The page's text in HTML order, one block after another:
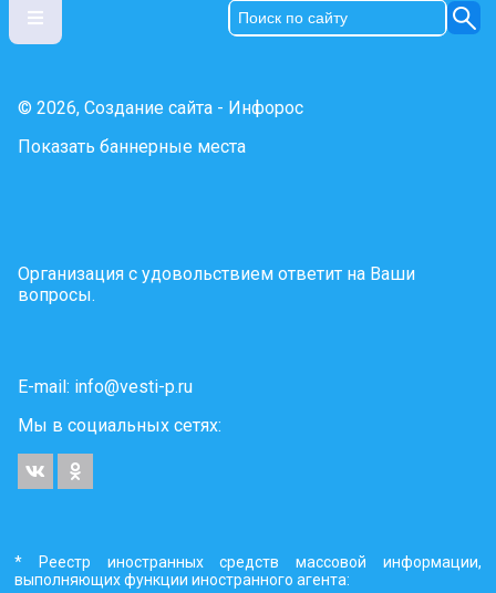
© 2026, Создание сайта - Инфорос
Показать баннерные места
Организация с удовольствием ответит на Ваши
вопросы.
E-mail: info@vesti-p.ru
Мы в социальных сетях:
* Реестр иностранных средств массовой информации,
выполняющих функции иностранного агента: